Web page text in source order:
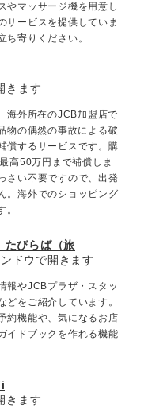
やマッサージ機を用意し
サービスを提供していま
ち寄りください。
海外所在のJCB加盟店で
物の偶然の事故による破
償するサービスです。購
高50万円まで補償しま
さい不要ですので、出発
。海外でのショッピング
。
たびらば（旅
報やJCBプラザ・スタッ
どをご紹介しています。
約機能や、気になるお店
イドブックを作れる機能